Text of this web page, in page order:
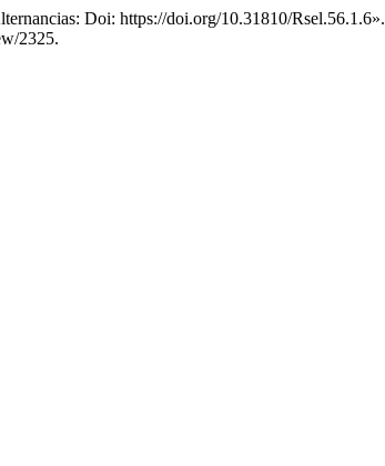
Doi: https://doi.org/10.31810/Rsel.56.1.6».
2325.